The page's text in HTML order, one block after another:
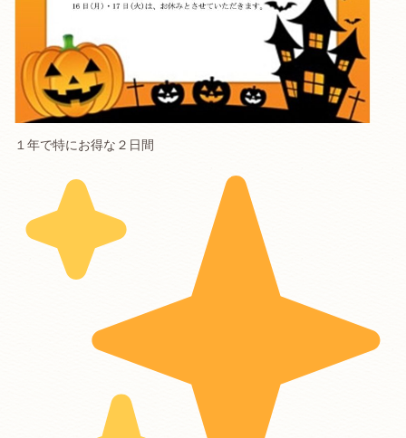
１年で特にお得な２日間